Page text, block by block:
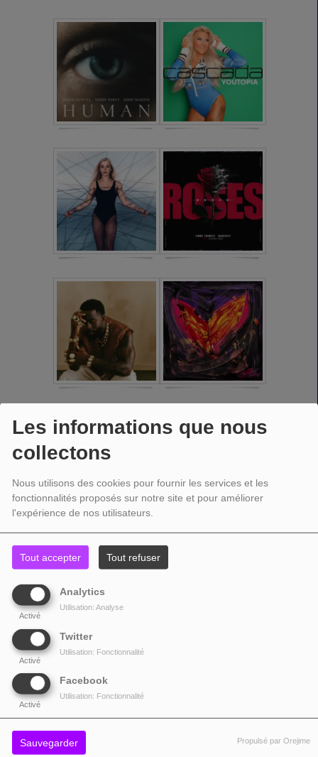
Les informations que nous
collectons
Nous utilisons des cookies pour fournir les services et les
fonctionnalités proposés sur notre site et pour améliorer
l'expérience de nos utilisateurs.
Tout accepter Tout refuser
Analytics
Activé
Utilisation: Analyse
Twitter
Activé
Utilisation: Fonctionnalité
Facebook
Activé
Utilisation: Fonctionnalité
Sauvegarder Propulsé par Orejime